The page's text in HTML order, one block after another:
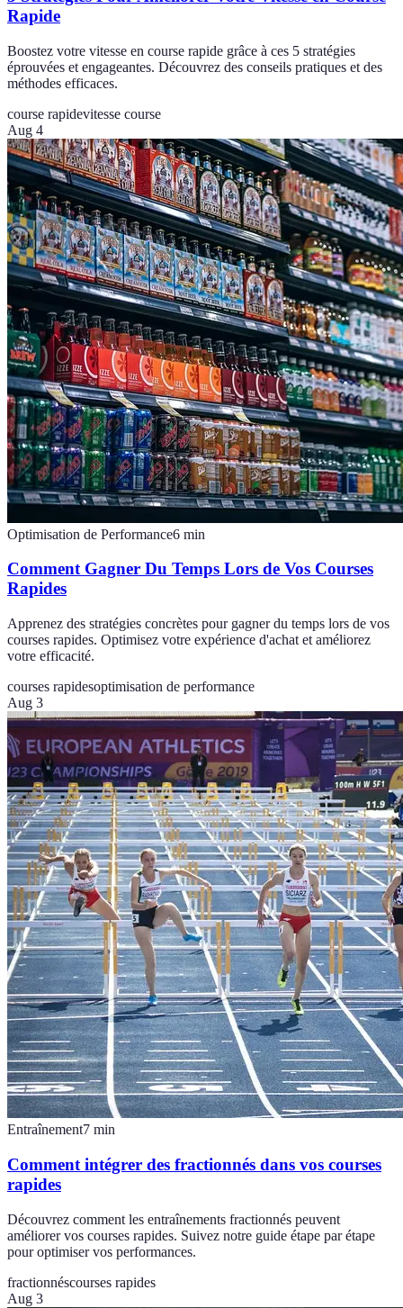
Rapide
Boostez votre vitesse en course rapide grâce à ces 5 stratégies
éprouvées et engageantes. Découvrez des conseils pratiques et des
méthodes efficaces.
course rapidevitesse course
Aug 4
Optimisation de Performance6 min
Comment Gagner Du Temps Lors de Vos Courses
Rapides
Apprenez des stratégies concrètes pour gagner du temps lors de vos
courses rapides. Optimisez votre expérience d'achat et améliorez
votre efficacité.
courses rapidesoptimisation de performance
Aug 3
Entraînement7 min
Comment intégrer des fractionnés dans vos courses
rapides
Découvrez comment les entraînements fractionnés peuvent
améliorer vos courses rapides. Suivez notre guide étape par étape
pour optimiser vos performances.
fractionnéscourses rapides
Aug 3